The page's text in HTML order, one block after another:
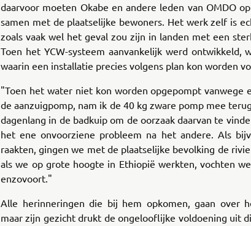
daarvoor moeten Okabe en andere leden van OMDO
samen met de plaatselijke bewoners. Het werk zelf is
zoals vaak wel het geval zou zijn in landen met een
Toen het YCW-systeem aanvankelijk werd ontwikkeld,
waarin een installatie precies volgens plan kon worden
"Toen het water niet kon worden opgepompt vanwege
de aanzuigpomp, nam ik de 40 kg zware pomp mee
dagenlang in de badkuip om de oorzaak daarvan te
het ene onvoorziene probleem na het andere. Als
raakten, gingen we met de plaatselijke bevolking de
als we op grote hoogte in Ethiopië werkten, vochten
enzovoort."
Alle herinneringen die bij hem opkomen, gaan over
maar zijn gezicht drukt de ongelooflijke voldoening uit